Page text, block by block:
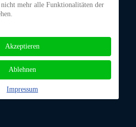
odenwald.de
mehr alle Funktionalitäten der
Akzeptieren
Ablehnen
Impressum